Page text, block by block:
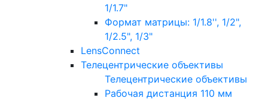
1/1.7"
Формат матрицы: 1/1.8'', 1/2",
1/2.5", 1/3"
LensConnect
Телецентрические объективы
Телецентрические объективы
Рабочая дистанция 110 мм